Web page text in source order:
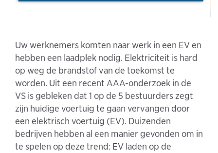
Uw werknemers komten naar werk in een EV en
hebben een laadplek nodig. Elektriciteit is hard
op weg de brandstof van de toekomst te
worden. Uit een recent AAA-onderzoek in de
VS is gebleken dat 1 op de 5 bestuurders zegt
zijn huidige voertuig te gaan vervangen door
een elektrisch voertuig (EV). Duizenden
bedrijven hebben al een manier gevonden om in
te spelen op deze trend: EV laden op de